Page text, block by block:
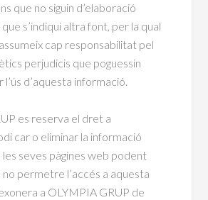
que no siguin d’elaboració
s’indiqui altra font, per la qual
cap responsabilitat pel
perjudicis que poguessin
d’aquesta informació.
es reserva el dret a
car o eliminar la informació
les seves pàgines web podent
no permetre l’accés a aquesta
a OLYMPIA GRUP de